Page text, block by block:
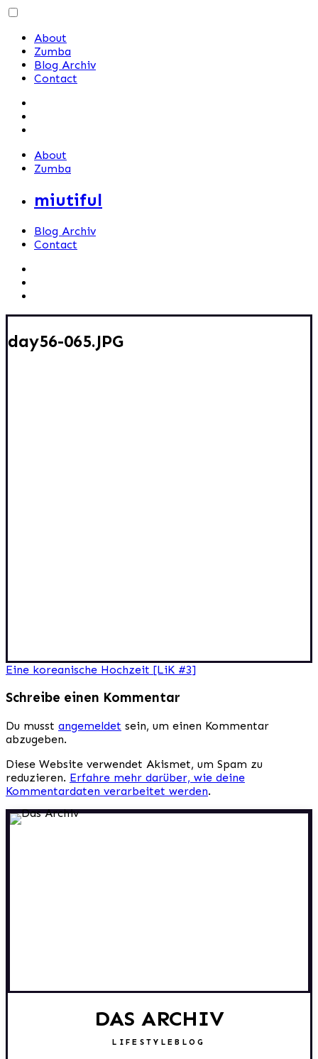
Skip
contentAbout
Zumba
Blog Archiv
Contact
About
Zumba
miutiful
Blog Archiv
Contact
day56-065.JPG
Beitragsnavigation
Eine koreanische Hochzeit [LiK #3]
Schreibe einen Kommentar
Du musst angemeldet sein, um einen Kommentar
abzugeben.
Diese Website verwendet Akismet, um Spam zu
reduzieren. Erfahre mehr darüber, wie deine
Kommentardaten verarbeitet werden.
DAS ARCHIV
LIFESTYLEBLOG